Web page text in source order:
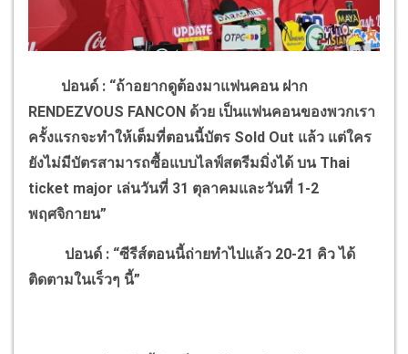
ปอนด์ : “ถ้าอยากดูต้องมาแฟนคอน ฝาก
RENDEZVOUS FANCON ด้วย เป็นแฟนคอนของพวกเรา
ครั้งแรกจะทำให้เต็มที่ตอนนี้บัตร Sold Out แล้ว แต่ใคร
ยังไม่มีบัตรสามารถซื้อแบบไลฟ์สตรีมมิ่งได้ บน Thai
ticket major เล่นวันที่ 31 ตุลาคมและวันที่ 1-2
พฤศจิกายน”
ปอนด์ : “ซีรีส์ตอนนี้ถ่ายทำไปแล้ว 20-21 คิว ได้
ติดตามในเร็วๆ นี้”